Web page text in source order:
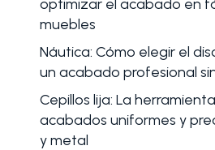
optimizar el acabado en
muebles
Náutica: Cómo elegir el
un acabado profesional
Cepillos lija: La
acabados uniformes y
y metal